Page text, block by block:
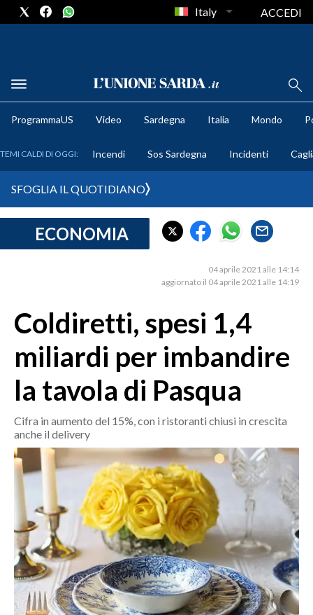
METEO
CRONACA SARDEGNA
MEDIO CAMPIDANO
SASSARI E PROVINCIA
GALLURA
NUORO E PROVINCIA
OGLIASTRA
AGENDA
CRONACA
ITALIA
MONDO
POLITICA
ECONOMIA
Italy ACCEDI
ProgrammaUS Video Sardegna Italia Mondo
TEMI CALDI DI OGGI: Incendi Sos Sardegna Incidenti
SFOGLIA IL QUOTIDIANO
ECONOMIA
04 aprile 2021 alle 14:14
aggiornato il 04 aprile 2021 alle 14:19
Coldiretti, spesi 1,4
miliardi per imbandire
la tavola di Pasqua
Cifra in aumento del 15%, con i ristoranti chiusi in crescita
anche il delivery